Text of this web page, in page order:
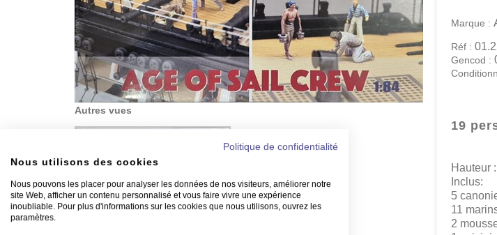
Autres vues
Marque :
Réf :
Gencod :
19
Hauteur
Inclus:
5
11
2
Politique de confidentialité
Nous utilisons des cookies
Nous pouvons les placer pour analyser les données de nos visiteurs, améliorer notre
site Web, afficher un contenu personnalisé et vous faire vivre une expérience
inoubliable. Pour plus d'informations sur les cookies que nous utilisons, ouvrez les
paramètres.